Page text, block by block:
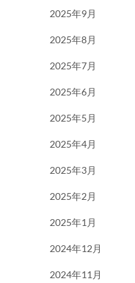
2025年9月
2025年8月
2025年7月
2025年6月
2025年5月
2025年4月
2025年3月
2025年2月
2025年1月
2024年12月
2024年11月